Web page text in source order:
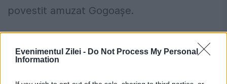
Evenimentul Zilei - Do Not Process My Personal
Information
povestit amuzat Gogoașe.